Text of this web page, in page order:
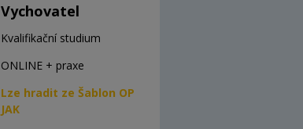
Vychovatel
Kvalifikační studium
ONLINE + praxe
Lze hradit ze Šablon OP
JAK